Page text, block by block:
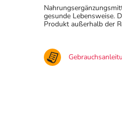
gesunde Lebensweise.
Produkt außerhalb der